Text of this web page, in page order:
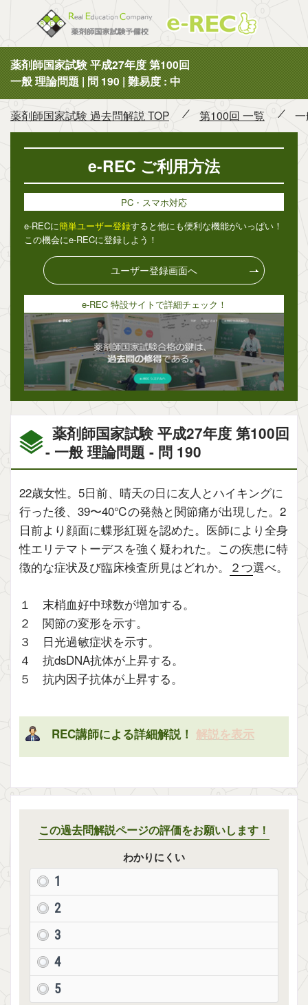
薬剤師国家試験 平成27年度 第100回
一般 理論問題 | 問 190 | 難易度 : 中
薬剤師国家試験 過去問解説 TOP 第100回 一覧
薬剤師国家試験 平成27年度 第100回
- 一般 理論問題 - 問 190
22歳女性。5日前、晴天の日に友人とハイキングに
行った後、39〜40℃の発熱と関節痛が出現した。2
日前より顔面に蝶形紅斑を認めた。医師により全身
性エリテマトーデスを強く疑われた。この疾患に特
徴的な症状及び臨床検査所見はどれか。
２つ選べ。
１ 末梢血好中球数が増加する。
２ 関節の変形を示す。
３ 日光過敏症状を示す。
４ 抗dsDNA抗体が上昇する。
５ 抗内因子抗体が上昇する。
REC講師による詳細解説！ 解説を表示
この過去問解説ページの評価をお願いします！
わかりにくい
1
2
3
4
5
e-REC ご利用方法
PC・スマホ対応
e-RECに簡単ユーザー登録すると他にも便利な機能がいっぱい！
この機会にe-RECに登録しよう！
ユーザー登録画面へ
e-REC 特設サイトで詳細チェック！